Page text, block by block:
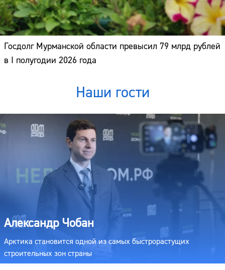
Госдолг Мурманской области превысил 79 млрд рублей
в I полугодии 2026 года
Наши гости
Александр Чобан
Арктика становится одной из самых быстрорастущих
строительных зон страны